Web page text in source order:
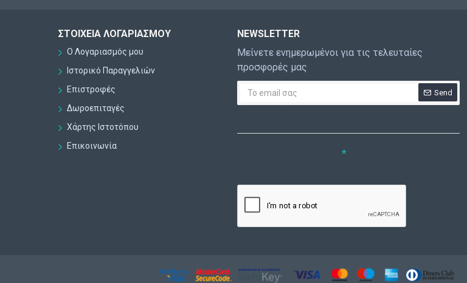
ΣΤΟΙΧΕΊΑ ΛΟΓΑΡΙΑΣΜΟΎ
Ο Λογαριασμός μου
Ιστορικό Παραγγελιών
Επιστροφές
Δωροεπιταγές
Χάρτης Ιστοτόπου
Επικοινωνία
NEWSLETTER
Μείνετε ενημερωμένοι για τις τελευταίες
προσφορές μας
Send